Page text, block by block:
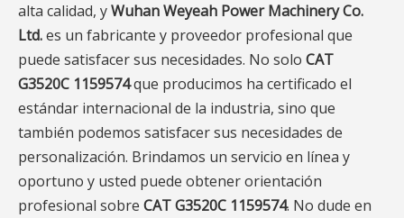
alta calidad, yWuhan Weyeah Power Machinery Co.
Ltd.es un fabricante y proveedor profesional que
puede satisfacer sus necesidades. No solo CAT
G3520C 1159574que producimos ha certificado el
estándar internacional de la industria, sino que
también podemos satisfacer sus necesidades de
personalización. Brindamos un servicio en línea y
oportuno y usted puede obtener orientación
profesional sobre CAT G3520C 1159574. No dude en